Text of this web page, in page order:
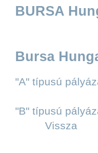
BURSA
Bursa
"A" típusú
"B" típusú
Vissza